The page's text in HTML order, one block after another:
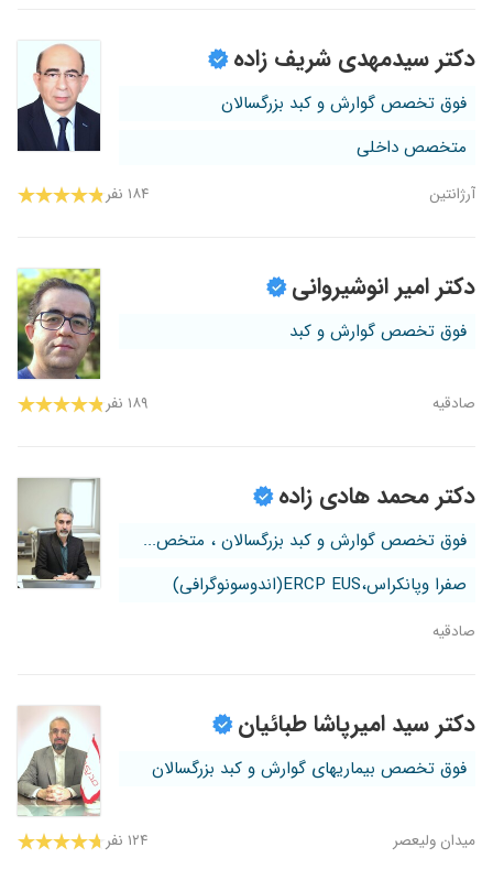
دکتر سیدمهدی شریف زاده
فوق تخصص گوارش و کبد بزرگسالان
متخصص داخلی
آرژانتین ۱۸۴ نفر
دکتر امیر انوشیروانی
فوق تخصص گوارش و کبد
صادقیه ۱۸۹ نفر
دکتر محمد هادی زاده
فوق تخصص گوارش و کبد بزرگسالان ، متخص...
صفرا وپانکراس،ERCP EUS(اندوسونوگرافی)
صادقیه
دکتر سید امیرپاشا طبائیان
فوق تخصص بیماریهای گوارش و کبد بزرگسالان
میدان ولیعصر ۱۲۴ نفر